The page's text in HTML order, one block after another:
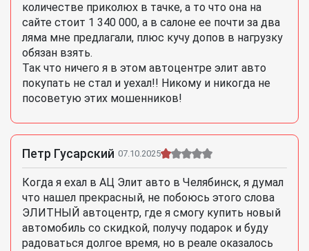
количестве приколюх в тачке, а то что она на
сайте стоит 1 340 000, а в салоне ее почти за два
ляма мне предлагали, плюс кучу допов в нагрузку
обязан взять.
Так что ничего я в этом автоцентре элит авто
покупать не стал и уехал!! Никому и никогда не
посоветую этих мошенников!
Петр Гусарский 07.10.2025
Когда я ехал в АЦ Элит авто в Челябинск, я думал
что нашел прекрасный, не побоюсь этого слова
ЭЛИТНЫЙ автоцентр, где я смогу купить новый
автомобиль со скидкой, получу подарок и буду
радоваться долгое время, но в реале оказалось